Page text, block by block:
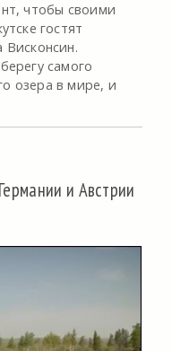
чтобы своими
гостят
самого
озера в мире, и
и Австрии